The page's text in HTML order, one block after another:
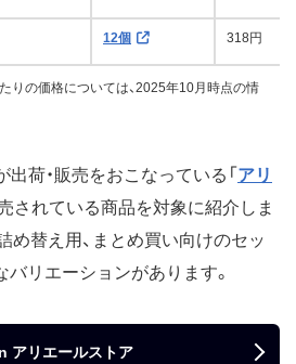
12個 318円
りの価格については、2025年10月時点の情
荷・販売をおこなっている「 アリ
売されている商品を対象に紹介しま
め替え用、まとめ買い向けのセッ
バリエーションがあります。
アリエールストア